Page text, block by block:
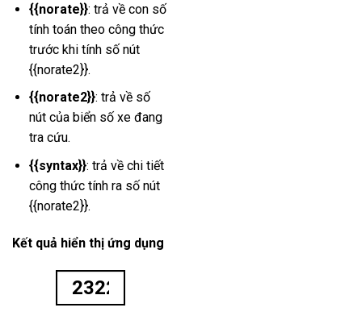
{{norate}}: trả về con số
tính toán theo công thức
trước khi tính số nút
{{norate2}}.
{{norate2}}: trả về số
nút của biển số xe đang
tra cứu.
{{syntax}}: trả về chi tiết
công thức tính ra số nút
{{norate2}}.
Kết quả hiển thị ứng dụng